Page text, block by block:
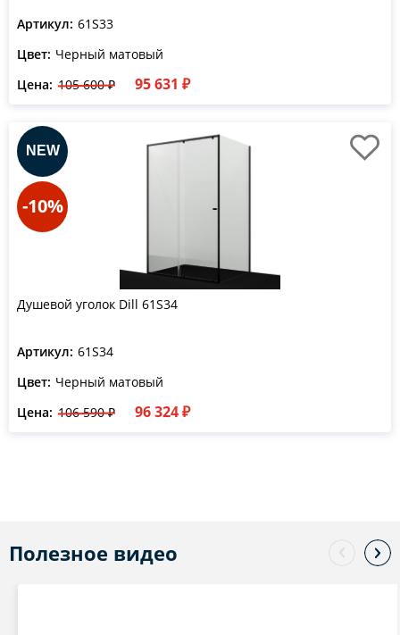
Артикул: 61S33
Цвет: Черный матовый
Цена: 105 600 ₽ 95 631 ₽
-10%
Душевой уголок Dill 61S34
Артикул: 61S34
Цвет: Черный матовый
Цена: 106 590 ₽ 96 324 ₽
Полезное видео